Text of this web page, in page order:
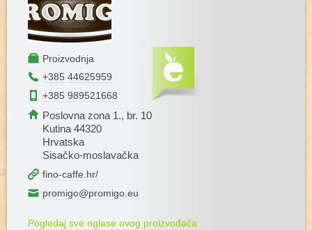
Proizvodnja
+385 44625959
+385 989521668
Poslovna zona 1., br. 10
Kutina 44320
Hrvatska
Sisačko-moslavačka
fino-caffe.hr/
promigo@promigo.eu
Pogledaj sve oglase ovog proizvođača